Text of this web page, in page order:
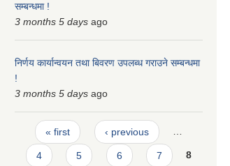
सम्बन्धमा !
3 months 5 days ago
निर्णय कार्यान्वयन तथा बिवरण उपलब्ध गराउने सम्बन्धमा
!
3 months 5 days ago
Pages
« first ‹ previous …
4 5 6 7 8